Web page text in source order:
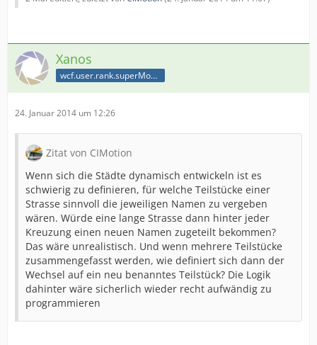
Xanos
wcf.user.rank.superModerator
24. Januar 2014 um 12:26
Zitat von CIMotion
Wenn sich die Städte dynamisch entwickeln ist es
schwierig zu definieren, für welche Teilstücke einer
Strasse sinnvoll die jeweiligen Namen zu vergeben
wären. Würde eine lange Strasse dann hinter jeder
Kreuzung einen neuen Namen zugeteilt bekommen?
Das wäre unrealistisch. Und wenn mehrere Teilstücke
zusammengefasst werden, wie definiert sich dann der
Wechsel auf ein neu benanntes Teilstück? Die Logik
dahinter wäre sicherlich wieder recht aufwändig zu
programmieren